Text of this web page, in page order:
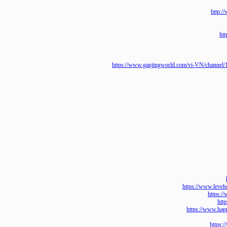
https://www.ganjingworld.com/vi-VN/
https://
https://